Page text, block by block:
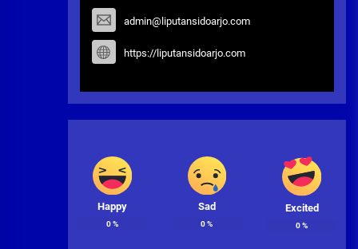
admin@liputansidoarjo.com
https://liputansidoarjo.com
Happy
0%
Sad
0%
Excited
0%